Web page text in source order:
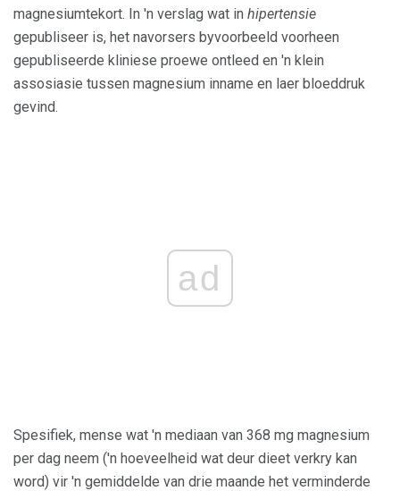
magnesiumtekort. In 'n verslag wat in hipertensie
gepubliseer is, het navorsers byvoorbeeld voorheen
gepubliseerde kliniese proewe ontleed en 'n klein
assosiasie tussen magnesium inname en laer bloeddruk
gevind.
ad
Spesifiek, mense wat 'n mediaan van 368 mg magnesium
per dag neem ('n hoeveelheid wat deur dieet verkry kan
word) vir 'n gemiddelde van drie maande het verminderde